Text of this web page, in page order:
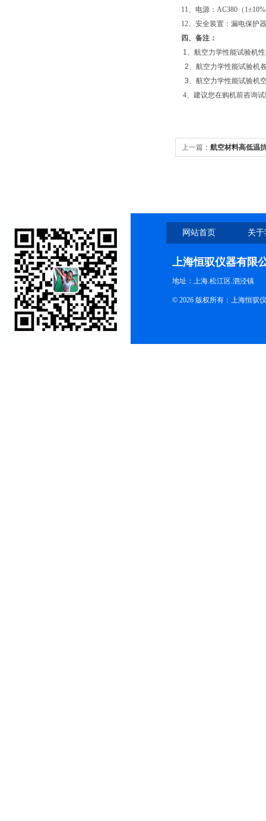
11、电源：AC380（
12、安全装置：漏电保护
四、 备注：
1、 航空力学性能试验机
2、 航空力学性能试验机
3、 航空力学性能试验机
4、建议您在购机前咨询
上一篇： 航空材料高低温
网站首页 关
上海恒驭仪器有限
地址：上海.松江区.泗泾镇
© 2026 版权所有：上海恒驭